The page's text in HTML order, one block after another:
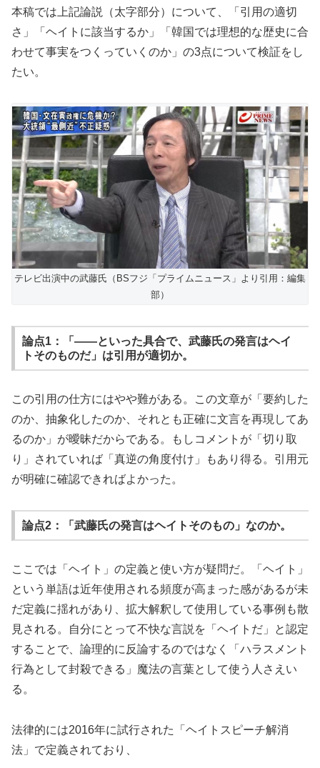
本稿では上記論説（太字部分）について、「引用の適切
さ」「ヘイトに該当するか」「韓国では理想的な歴史に合
わせて事実をつくっていくのか」の3点について検証をし
たい。
テレビ出演中の武藤氏（BSフジ「プライムニュース」より引用：編集
部）
論点1：「――といった具合で、武藤氏の発言はヘイ
トそのものだ」は引用が適切か。
この引用の仕方にはやや難がある。この文章が「要約した
のか、抽象化したのか、それとも正確に文言を再現してあ
るのか」が曖昧だからである。もしコメントが「切り取
り」されていれば「真逆の角度付け」もあり得る。引用元
が明確に確認できればよかった。
論点2：「武藤氏の発言はヘイトそのもの」なのか。
ここでは「ヘイト」の定義と使い方が疑問だ。「ヘイト」
という単語は近年使用される頻度が高まった感があるが未
だ定義に揺れがあり、拡大解釈して使用している事例も散
見される。自分にとって不快な言説を「ヘイトだ」と認定
することで、論理的に反論するのではなく「ハラスメント
行為として封殺できる」魔法の言葉として使う人さえい
る。
法律的には2016年に試行された「ヘイトスピーチ解消
法」で定義されており、